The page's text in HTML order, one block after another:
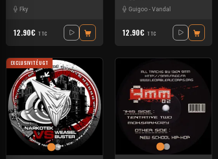
Fky
12.90€ TTC
Guigoo - Vandal
12.90€ TTC
EXCLUSIVITÉ UGT